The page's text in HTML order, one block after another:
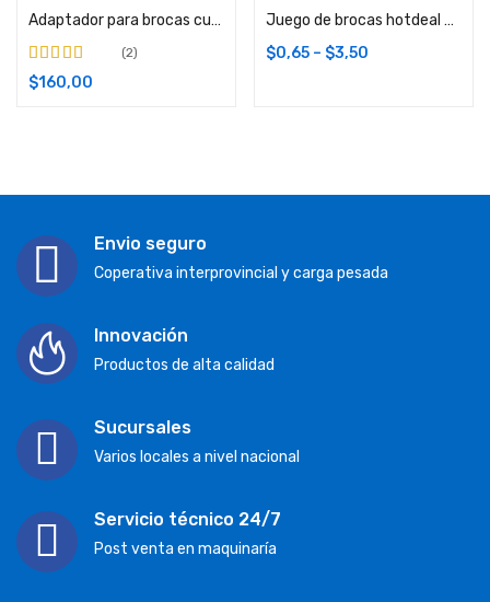
Adaptador para brocas cuadradas
Valorado en
4.50de 5
2
$160,00
Juego de brocas hotdeal para madera setx8
$0,65 – $3,50
Envio seguro
Coperativa interprovincial y carga pesada
Innovación
Productos de alta calidad
Sucursales
Varios locales a nivel nacional
Servicio técnico 24/7
Post venta en maquinaría